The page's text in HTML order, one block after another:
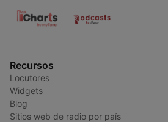
Recursos
Locutores
Widgets
Blog
Sitios web de radio por país